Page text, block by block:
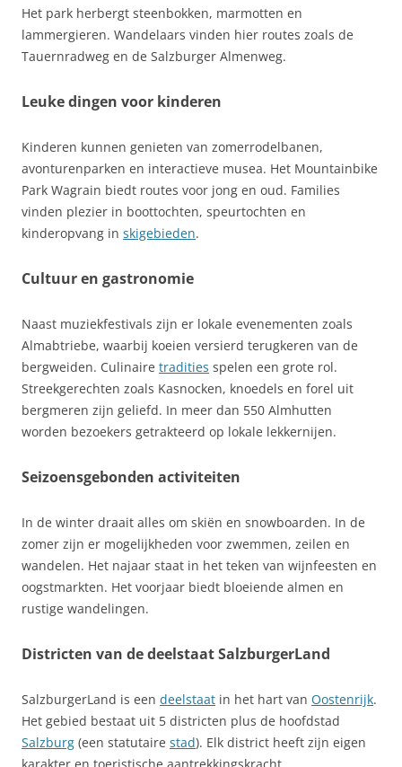
Het park herbergt steenbokken, marmotten en
lammergieren. Wandelaars vinden hier routes zoals de
Tauernradweg en de Salzburger Almenweg.
Leuke dingen voor kinderen
Kinderen kunnen genieten van zomerrodelbanen,
avonturenparken en interactieve musea. Het Mountainbike
Park Wagrain biedt routes voor jong en oud. Families
vinden plezier in boottochten, speurtochten en
kinderopvang in skigebieden.
Cultuur en gastronomie
Naast muziekfestivals zijn er lokale evenementen zoals
Almabtriebe, waarbij koeien versierd terugkeren van de
bergweiden. Culinaire tradities spelen een grote rol.
Streekgerechten zoals Kasnocken, knoedels en forel uit
bergmeren zijn geliefd. In meer dan 550 Almhutten
worden bezoekers getrakteerd op lokale lekkernijen.
Seizoensgebonden activiteiten
In de winter draait alles om skiën en snowboarden. In de
zomer zijn er mogelijkheden voor zwemmen, zeilen en
wandelen. Het najaar staat in het teken van wijnfeesten en
oogstmarkten. Het voorjaar biedt bloeiende almen en
rustige wandelingen.
Districten van de deelstaat SalzburgerLand
SalzburgerLand is een deelstaat in het hart van Oostenrijk.
Het gebied bestaat uit 5 districten plus de hoofdstad
Salzburg (een statutaire stad). Elk district heeft zijn eigen